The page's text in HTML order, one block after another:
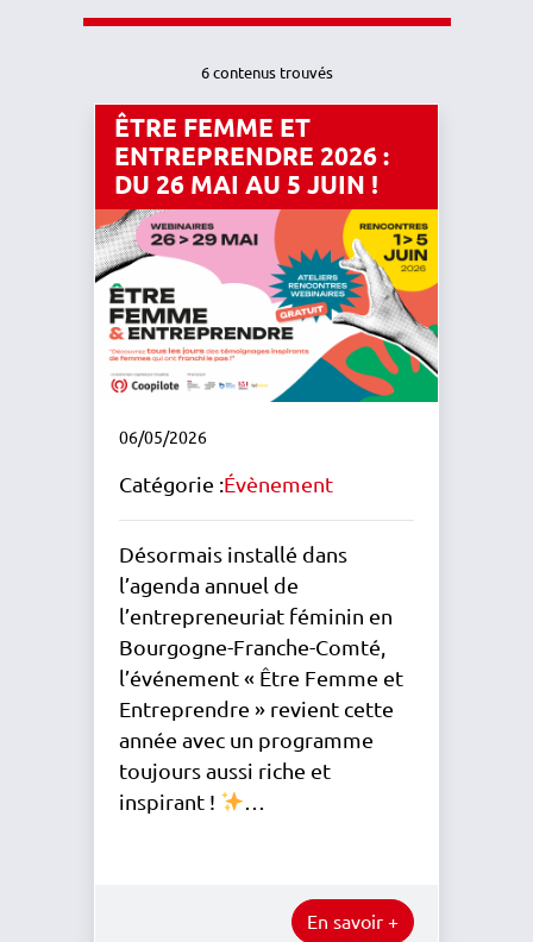
6 contenus trouvés
ÊTRE FEMME ET
ENTREPRENDRE 2026 :
DU 26 MAI AU 5 JUIN !
06/05/2026
Catégorie :Évènement
Désormais installé dans
l’agenda annuel de
l’entrepreneuriat féminin en
Bourgogne-Franche-Comté,
l’événement « Être Femme et
Entreprendre » revient cette
année avec un programme
toujours aussi riche et
inspirant !
En savoir +